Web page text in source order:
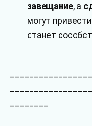
завещание, а
могут
станет